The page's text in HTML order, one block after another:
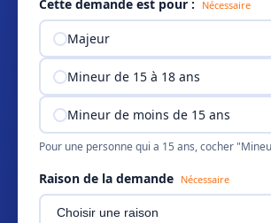
Cette demande est pour : Nécessaire
Majeur
Mineur de 15 à 18 ans
Mineur de moins de 15 ans
Pour une personne qui a 15 ans, cocher
Raison de la demande Nécessaire